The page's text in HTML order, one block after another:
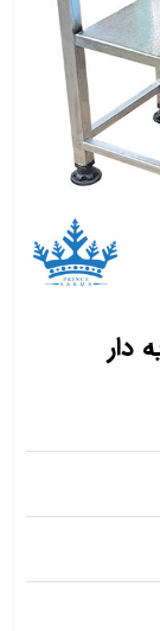
دار